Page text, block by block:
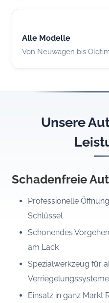
Alle Modelle
Von Neuwagen bis
Unsere
Schadenfreie
Professionelle
Schlüssel
Schonendes
am Lack
Spezialwerkzeug für
Verriegelungssysteme
Einsatz in ganz Markt